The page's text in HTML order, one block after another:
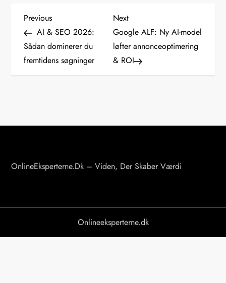
I
n
d
g
i
Previous
Post
Previous
AI & SEO 2026:
Sådan dominerer du
fremtidens søgninger
Next
Post
Next
Google ALF: Ny AI-model
løfter annonceoptimering
& ROI
OnlineEksperterne.dk – Viden, Der Skaber Værdi
Onlineeksperterne.dk